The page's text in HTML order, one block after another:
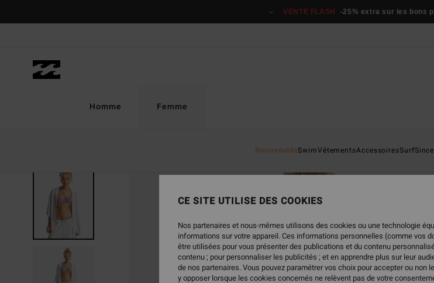
VENTE FLASH -25% extra sur les bons
Homme Femme
NouveautésSwimVêtementsAccessoiresSurf
CE SITE UTILISE DES COOKIES
Nos partenaires et nous-mêmes utilisons des cookies ou une technologie
informations sur votre appareil. Ces informations personnelles (comme vos
être utilisées pour vous présenter des publications et du contenu
contenu ; pour personnaliser les publicités ; et en apprendre plus sur leur
de nos partenaires. Vous pouvez paramétrer vos choix pour accepter ou
y opposer lorsque les cookies concernés ne relèvent pas de votre